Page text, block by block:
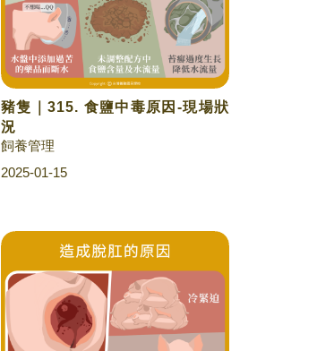
豬隻｜315. 食鹽中毒原因-現場狀
況
飼養管理
2025-01-15